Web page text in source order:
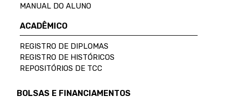
MANUAL DO ALUNO
ACADÊMICO
REGISTRO DE DIPLOMAS
REGISTRO DE HISTÓRICOS
REPOSITÓRIOS DE TCC
BOLSAS E FINANCIAMENTOS